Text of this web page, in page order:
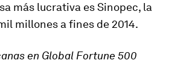
más lucrativa es Sinopec, la
millones a fines de 2014.
en Global Fortune 500